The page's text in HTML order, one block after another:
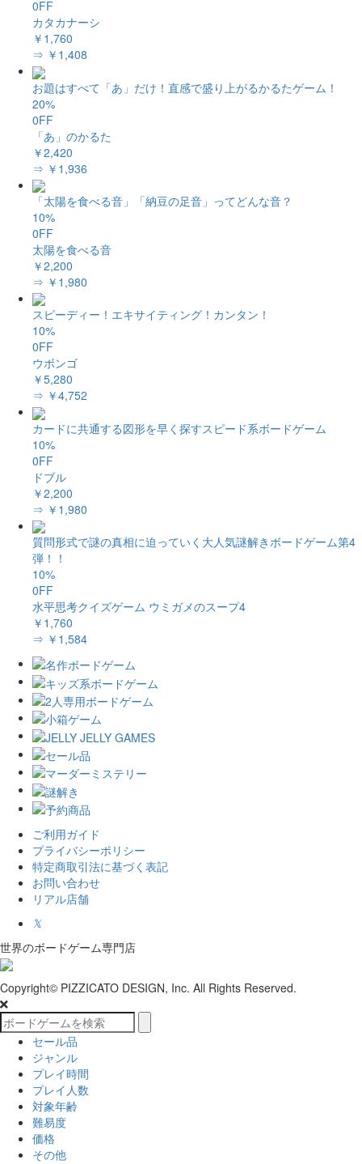
0FF
カタカナーシ
￥1,760
⇒ ￥1,408
お題はすべて「あ」だけ！直感で盛り上がるかるたゲーム！
20%
0FF
「あ」のかるた
￥2,420
⇒ ￥1,936
「太陽を食べる音」「納豆の足音」ってどんな音？
10%
0FF
太陽を食べる音
￥2,200
⇒ ￥1,980
スピーディー！エキサイティング！カンタン！
10%
0FF
ウボンゴ
￥5,280
⇒ ￥4,752
カードに共通する図形を早く探すスピード系ボードゲーム
10%
0FF
ドブル
￥2,200
⇒ ￥1,980
質問形式で謎の真相に迫っていく大人気謎解きボードゲーム第4
弾！！
10%
0FF
水平思考クイズゲーム ウミガメのスープ4
￥1,760
⇒ ￥1,584
ご利用ガイド
プライバシーポリシー
特定商取引法に基づく表記
お問い合わせ
リアル店舗
𝕏
世界のボードゲーム専門店
Copyright© PIZZICATO DESIGN, Inc. All Rights Reserved.
セール品
ジャンル
プレイ時間
プレイ人数
対象年齢
難易度
価格
その他